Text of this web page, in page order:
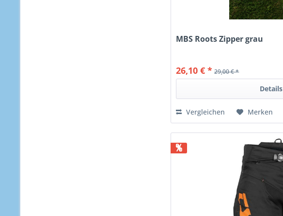
MBS Roots Zipper grau
26,10 € * 29,00 € *
Details
Vergleichen Merken
%